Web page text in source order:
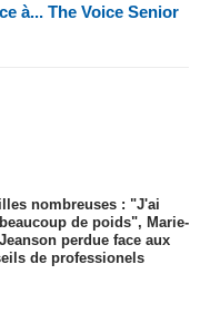
à... The Voice Senior
nombreuses : "J'ai
de poids", Marie-
perdue face aux
de professionels